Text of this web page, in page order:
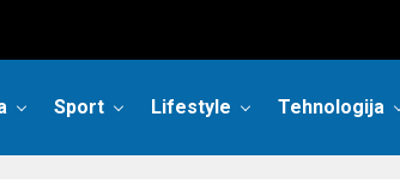
Sport Lifestyle Tehnologija